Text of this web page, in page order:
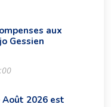
aux
Gessien
Août 2026 est